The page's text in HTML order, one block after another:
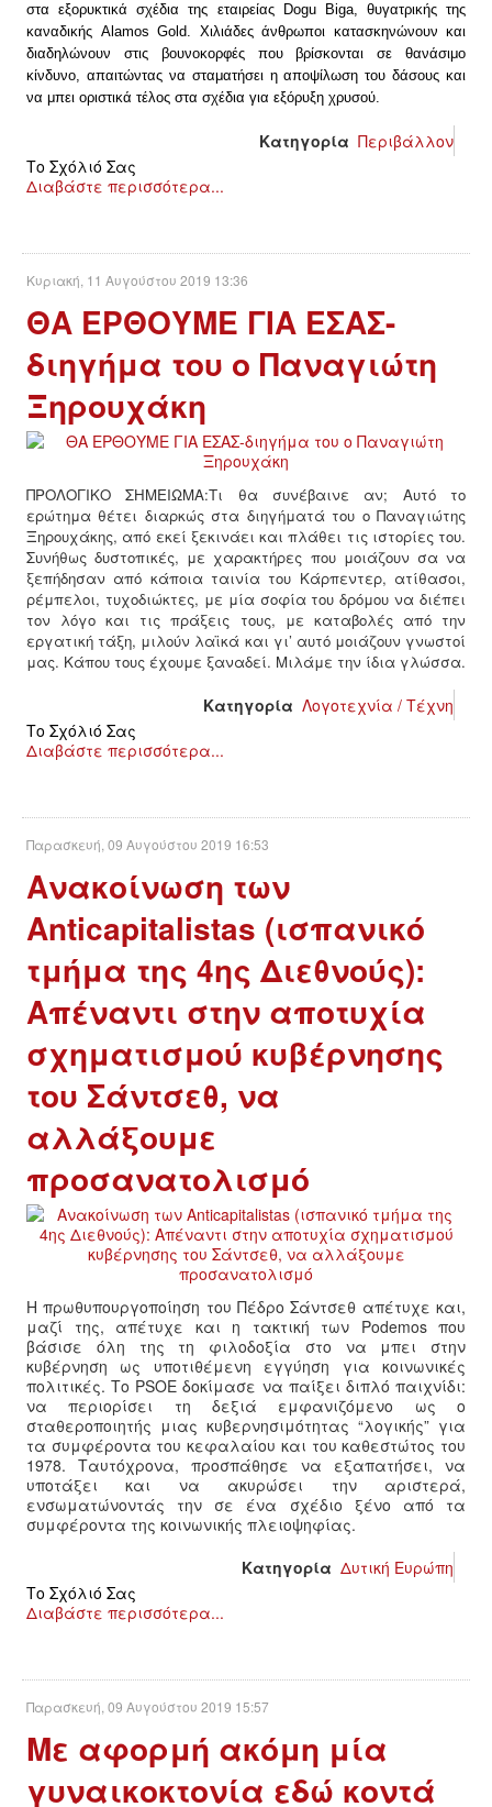
στα εξορυκτικά σχέδια της εταιρείας Dogu Biga, θυγατρικής της
καναδικής Alamos Gold. Χιλιάδες άνθρωποι κατασκηνώνουν και
διαδηλώνουν στις βουνοκορφές που βρίσκονται σε θανάσιμο
κίνδυνο, απαιτώντας να σταματήσει η αποψίλωση του δάσους και
να μπει οριστικά τέλος στα σχέδια για εξόρυξη χρυσού.
Κατηγορία Περιβάλλον
Το Σχόλιό Σας
Διαβάστε περισσότερα...
Κυριακή, 11 Αυγούστου 2019 13:36
ΘΑ ΕΡΘΟΥΜΕ ΓΙΑ ΕΣΑΣ-
διηγήμα του ο Παναγιώτη
Ξηρουχάκη
ΠΡΟΛΟΓΙΚΟ ΣΗΜΕΙΩΜΑ:Τι θα συνέβαινε αν; Αυτό το
ερώτημα θέτει διαρκώς στα διηγήματά του ο Παναγιώτης
Ξηρουχάκης, από εκεί ξεκινάει και πλάθει τις ιστορίες του.
Συνήθως δυστοπικές, με χαρακτήρες που μοιάζουν σα να
ξεπήδησαν από κάποια ταινία του Κάρπεντερ, ατίθασοι,
ρέμπελοι, τυχοδιώκτες, με μία σοφία του δρόμου να διέπει
τον λόγο και τις πράξεις τους, με καταβολές από την
εργατική τάξη, μιλούν λαϊκά και γι’ αυτό μοιάζουν γνωστοί
μας. Κάπου τους έχουμε ξαναδεί. Μιλάμε την ίδια γλώσσα.
Κατηγορία Λογοτεχνία / Τέχνη
Το Σχόλιό Σας
Διαβάστε περισσότερα...
Παρασκευή, 09 Αυγούστου 2019 16:53
Ανακοίνωση των
Anticapitalistas (ισπανικό
τμήμα της 4ης Διεθνούς):
Απέναντι στην αποτυχία
σχηματισμού κυβέρνησης
του Σάντσεθ, να
αλλάξουμε
προσανατολισμό
Η πρωθυπουργοποίηση του Πέδρο Σάντσεθ απέτυχε και,
μαζί της, απέτυχε και η τακτική των Podemos που
βάσισε όλη της τη φιλοδοξία στο να μπει στην
κυβέρνηση ως υποτιθέμενη εγγύηση για κοινωνικές
πολιτικές. Το PSOE δοκίμασε να παίξει διπλό παιχνίδι:
να περιορίσει τη δεξιά εμφανιζόμενο ως ο
σταθεροποιητής μιας κυβερνησιμότητας “λογικής” για
τα συμφέροντα του κεφαλαίου και του καθεστώτος του
1978. Ταυτόχρονα, προσπάθησε να εξαπατήσει, να
υποτάξει και να ακυρώσει την αριστερά,
ενσωματώνοντάς την σε ένα σχέδιο ξένο από τα
συμφέροντα της κοινωνικής πλειοψηφίας.
Κατηγορία Δυτική Ευρώπη
Το Σχόλιό Σας
Διαβάστε περισσότερα...
Παρασκευή, 09 Αυγούστου 2019 15:57
Με αφορμή ακόμη μία
γυναικοκτονία εδώ κοντά